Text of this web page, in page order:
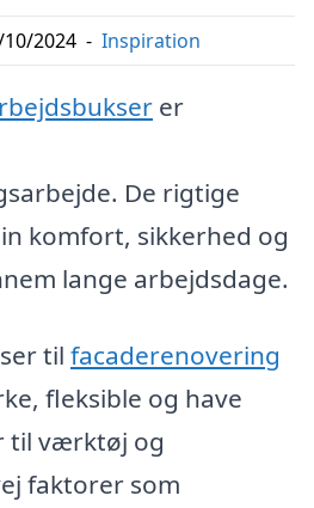
2024 - Inspiration
er
De rigtige
komfort, sikkerhed og
lange arbejdsdage.
til facaderenovering
fleksible og have
til værktøj og
faktorer som